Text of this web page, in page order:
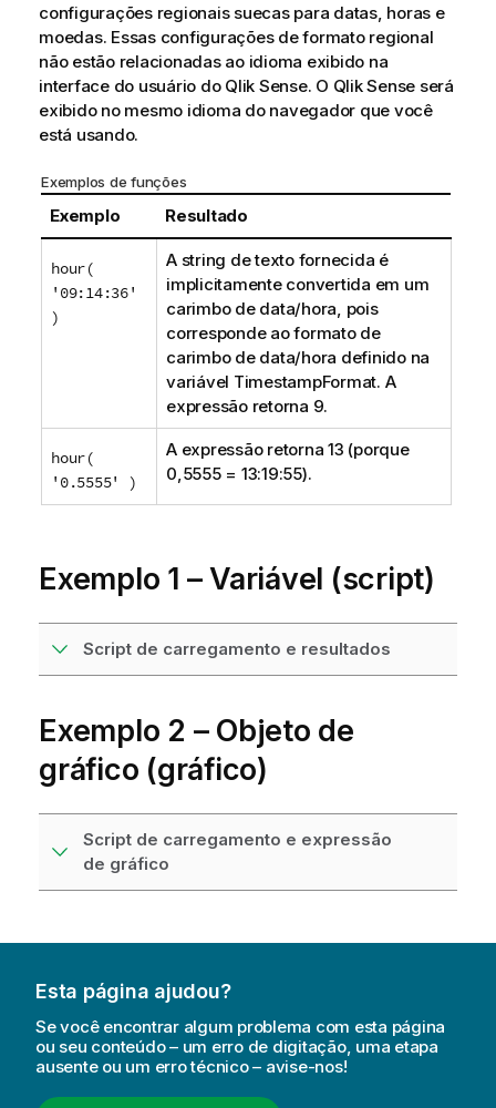
configurações regionais suecas para datas, horas e
moedas. Essas configurações de formato regional
não estão relacionadas ao idioma exibido na
interface do usuário do Qlik Sense. O Qlik Sense será
exibido no mesmo idioma do navegador que você
está usando.
Exemplos de funções
Exemplo Resultado
hour(
'09:14:36'
)
A string de texto fornecida é
implicitamente convertida em um
carimbo de data/hora, pois
corresponde ao formato de
carimbo de data/hora definido na
variável TimestampFormat. A
expressão retorna 9.
hour(
'0.5555' )
A expressão retorna 13 (porque
0,5555 = 13:19:55).
Exemplo 1 – Variável (script)
Script de carregamento e resultados
Exemplo 2 – Objeto de
gráfico (gráfico)
Script de carregamento e expressão
de gráfico
Esta página ajudou?
Se você encontrar algum problema com esta página
ou seu conteúdo – um erro de digitação, uma etapa
ausente ou um erro técnico – avise-nos!